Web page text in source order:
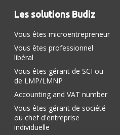
Les solutions Budiz
Vous êtes microentrepreneur
Vous êtes professionnel
libéral
Vous êtes gérant de SCI ou
de LMP/LMNP
Accounting and VAT number
Vous êtes gérant de société
ou chef d'entreprise
individuelle